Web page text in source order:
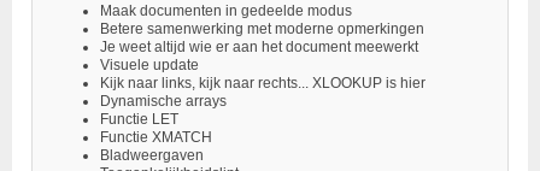
Maak documenten in gedeelde modus
Betere samenwerking met moderne opmerkingen
Je weet altijd wie er aan het document meewerkt
Visuele update
Kijk naar links, kijk naar rechts... XLOOKUP is hier
Dynamische arrays
Functie LET
Functie XMATCH
Bladweergaven